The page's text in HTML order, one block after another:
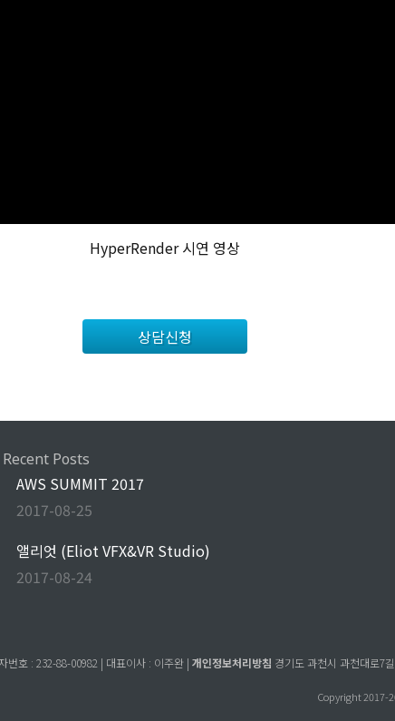
HyperRender 시연 영상
상담신청
Recent Posts
AWS SUMMIT 2017
2017-08-25
앨리엇 (Eliot VFX&VR Studio)
2017-08-24
번호 : 232-88-00982 | 대표이사 : 이주완 | 개인정보처리방침 경기도 과천시 과천대로7
Copyright 2017-